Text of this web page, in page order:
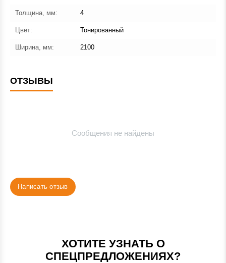
Толщина, мм: 4
Цвет: Тонированный
Ширина, мм: 2100
ОТЗЫВЫ
Сообщения не найдены
Написать отзыв
ХОТИТЕ УЗНАТЬ О
СПЕЦПРЕДЛОЖЕНИЯХ?